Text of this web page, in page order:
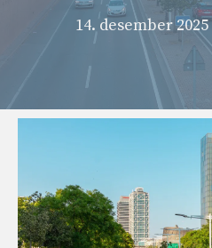
14. desember 2025